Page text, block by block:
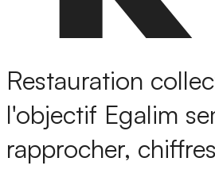
Restauration
l'objectif Egalim
rapprocher,